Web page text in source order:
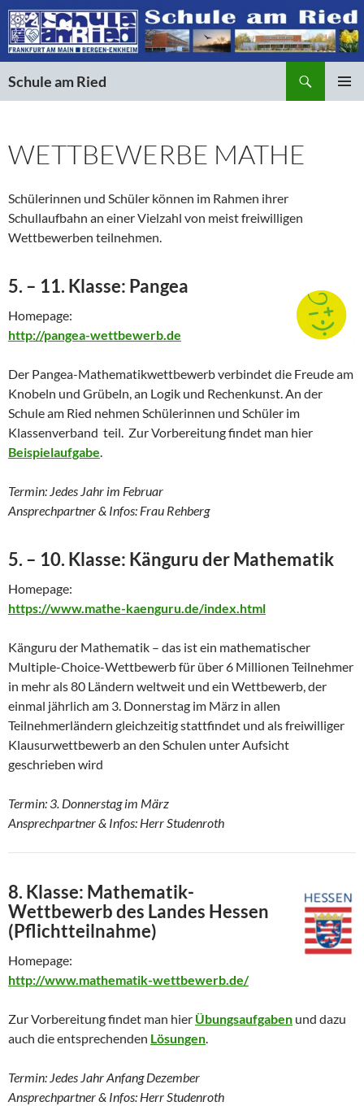
Schule am Ried
WETTBEWERBE MATHE
Schülerinnen und Schüler können im Rahmen ihrer
Schullaufbahn an einer Vielzahl von meist freiwilligen
Wettbewerben teilnehmen.
5. – 11. Klasse: Pangea
Homepage:
http://pangea-wettbewerb.de
Der Pangea-Mathematikwettbewerb verbindet die Freude am
Knobeln und Grübeln, an Logik und Rechenkunst. An der
Schule am Ried nehmen Schülerinnen und Schüler im
Klassenverband teil. Zur Vorbereitung findet man hier
Beispielaufgabe.
Termin: Jedes Jahr im Februar
Ansprechpartner & Infos: Frau Rehberg
5. – 10. Klasse: Känguru der Mathematik
Homepage:
https://www.mathe-kaenguru.de/index.html
Känguru der Mathematik – das ist ein mathematischer
Multiple-Choice-Wettbewerb für über 6 Millionen Teilnehmer
in mehr als 80 Ländern weltweit und ein Wettbewerb, der
einmal jährlich am 3. Donnerstag im März in allen
Teilnehmerländern gleichzeitig stattfindet und als freiwilliger
Klausurwettbewerb an den Schulen unter Aufsicht
geschrieben wird
Termin: 3. Donnerstag im März
Ansprechpartner & Infos: Herr Studenroth
8. Klasse: Mathematik-
Wettbewerb des Landes Hessen
(Pflichtteilnahme)
Homepage:
http://www.mathematik-wettbewerb.de/
Zur Vorbereitung findet man hier Übungsaufgaben und dazu
auch die entsprechenden Lösungen.
Termin: Jedes Jahr Anfang Dezember
Ansprechpartner & Infos: Herr Studenroth